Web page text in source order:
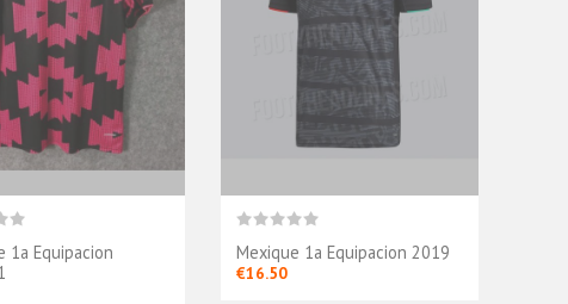
1a Equipacion
Mexique 1a Equipacion 2019
€16.50